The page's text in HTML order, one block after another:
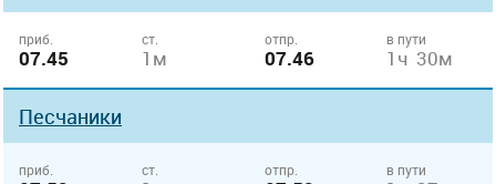
приб.
07.45
ст.
1м
отпр.
07.46
в пути
1ч 30м
Песчаники
приб. ст. отпр. в пути